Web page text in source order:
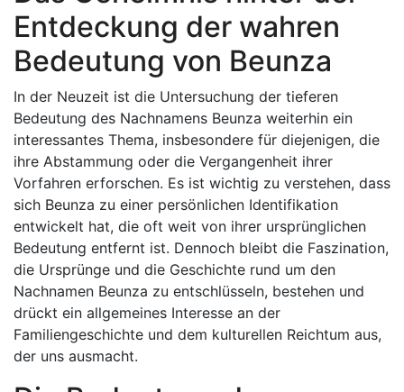
Entdeckung der wahren
Bedeutung von Beunza
In der Neuzeit ist die Untersuchung der tieferen
Bedeutung des Nachnamens Beunza weiterhin ein
interessantes Thema, insbesondere für diejenigen, die
ihre Abstammung oder die Vergangenheit ihrer
Vorfahren erforschen. Es ist wichtig zu verstehen, dass
sich Beunza zu einer persönlichen Identifikation
entwickelt hat, die oft weit von ihrer ursprünglichen
Bedeutung entfernt ist. Dennoch bleibt die Faszination,
die Ursprünge und die Geschichte rund um den
Nachnamen Beunza zu entschlüsseln, bestehen und
drückt ein allgemeines Interesse an der
Familiengeschichte und dem kulturellen Reichtum aus,
der uns ausmacht.